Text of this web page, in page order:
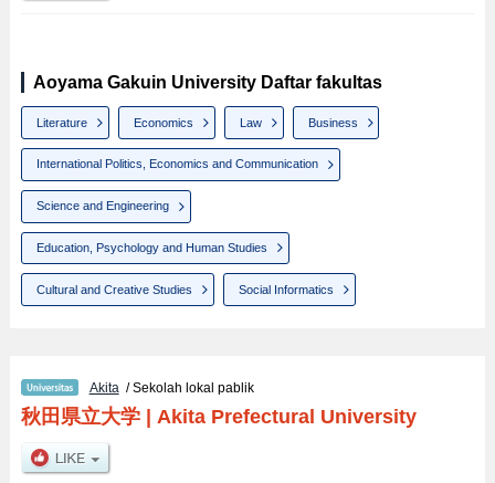
Aoyama Gakuin University Daftar fakultas
Literature Economics Law Business
International Politics, Economics and Communication
Science and Engineering
Education, Psychology and Human Studies
Cultural and Creative Studies Social Informatics
Akita/ Sekolah lokal pablik
秋田県立大学| Akita Prefectural University